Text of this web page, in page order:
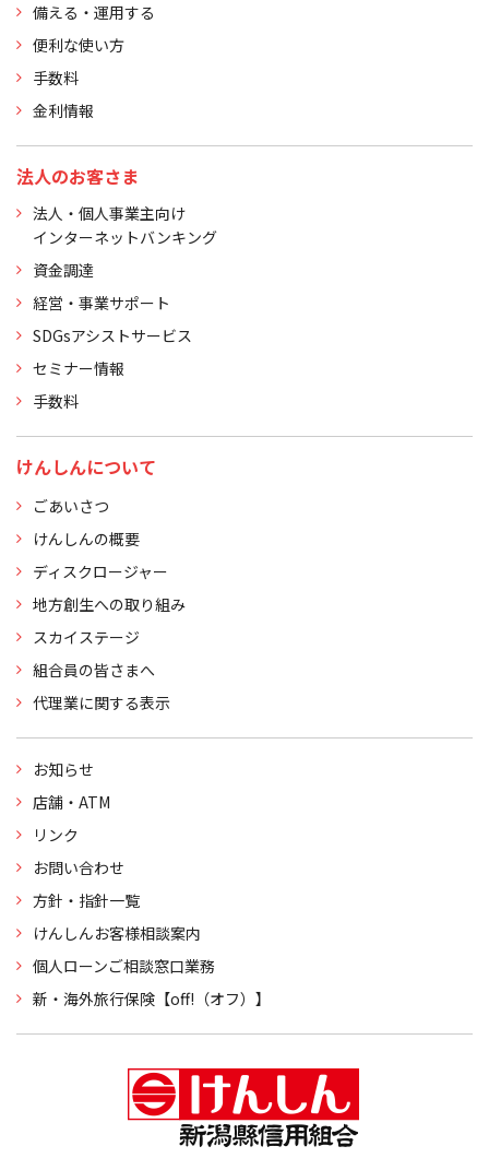
備える・運用する
便利な使い方
手数料
金利情報
法人のお客さま
法人・個人事業主向け
インターネットバンキング
資金調達
経営・事業サポート
SDGsアシストサービス
セミナー情報
手数料
けんしんについて
ごあいさつ
けんしんの概要
ディスクロージャー
地方創生への取り組み
スカイステージ
組合員の皆さまへ
代理業に関する表示
お知らせ
店舗・ATM
リンク
お問い合わせ
方針・指針一覧
けんしんお客様相談案内
個人ローンご相談窓口業務
新・海外旅行保険【off!（オフ）】